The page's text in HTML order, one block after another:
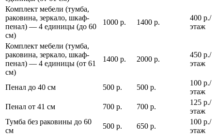
Комплект мебели (тумба,
раковина, зеркало, шкаф-
пенал) — 4 единицы (до 60
см)
1000 р. 1400 р.
400 р./
этаж
Комплект мебели (тумба,
раковина, зеркало, шкаф-
пенал) — 4 единицы (от 61
см)
1400 р. 2000 р.
450 р./
этаж
Пенал до 40 см 500 р. 500 р.
100 р./
этаж
Пенал от 41 см
700 р. 700 р.
125 р./
этаж
Тумба без раковины до 60
см
500 р. 650 р.
100 р./
этаж